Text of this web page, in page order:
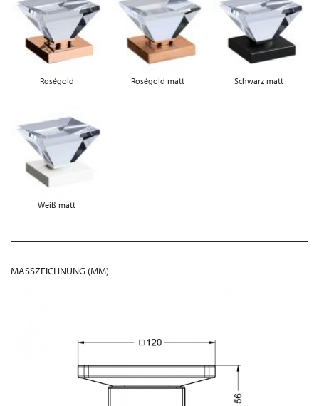
Roségold Roségold matt Schwarz matt
Weiß matt
MASSZEICHNUNG (MM)